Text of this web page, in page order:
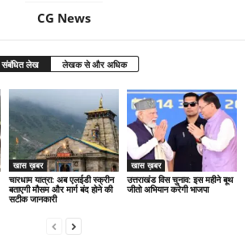
CG News
संबंधित लेख लेखक से और अधिक
खास ख़बर
चारधाम यात्रा: अब एलईडी स्क्रीन
बताएगी मौसम और मार्ग बंद होने की
सटीक जानकारी
खास ख़बर
उत्तराखंड विस चुनाव: इस महीने बूथ
जीतो अभियान करेगी भाजपा